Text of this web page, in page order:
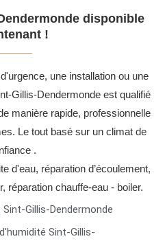
disponible
!
une installation ou une
Gillis-Dendermonde est qualifié
manière rapide, professionnelle
Le tout basé sur un climat de
.
d'eau, réparation d’écoulement,
réparation chauffe-eau - boiler.
Gillis-Dendermonde
Sint-Gillis-